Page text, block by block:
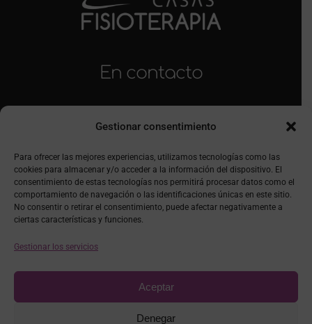
Gestionar consentimiento
Para ofrecer las mejores experiencias, utilizamos tecnologías como las
cookies para almacenar y/o acceder a la información del dispositivo. El
consentimiento de estas tecnologías nos permitirá procesar datos como el
comportamiento de navegación o las identificaciones únicas en este sitio.
No consentir o retirar el consentimiento, puede afectar negativamente a
ciertas características y funciones.
Gestionar los servicios
Aceptar
Denegar
En contacto